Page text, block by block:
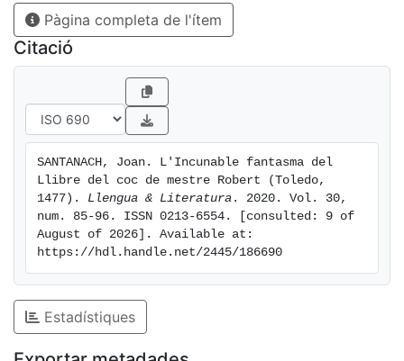
Pàgina completa de l'ítem
Citació
SANTANACH, Joan. L'Incunable fantasma del
Llibre del coc de mestre Robert (Toledo,
1477). Llengua & Literatura . 2020. Vol. 30,
num. 85-96. ISSN 0213-6554. [consulted: 9 of
August of 2026]. Available at:
https://hdl.handle.net/2445/186690
Estadístiques